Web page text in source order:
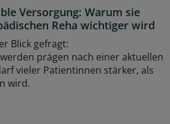
Versorgung: Warum sie
Reha wichtiger wird
Blick gefragt:
prägen nach einer aktuellen
vieler Patientinnen stärker, als
wird.